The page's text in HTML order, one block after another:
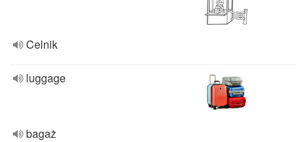
Celnik
luggage
bagaż